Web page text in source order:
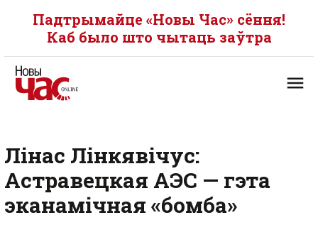
Падтрымайце «Новы Час» сёння!
Каб было што чытаць заўтра
Лінас Лінкявічус:
Астравецкая АЭС — гэта
эканамічная «бомба»